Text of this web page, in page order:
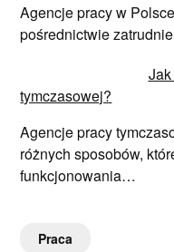
Agencje pracy w
pośrednictwie
tymczasowej?
Agencje pracy
różnych sposobów,
funkcjonowania…
Praca